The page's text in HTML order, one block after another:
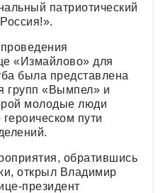
патриотический
«Измайлово» для
была представлена
групп «Вымпел» и
молодые люди
пути
обратившись
открыл Владимир
президент